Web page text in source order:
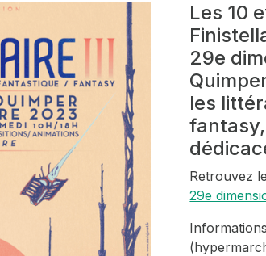
Les 10
29e
les
Retrouvez le
29e